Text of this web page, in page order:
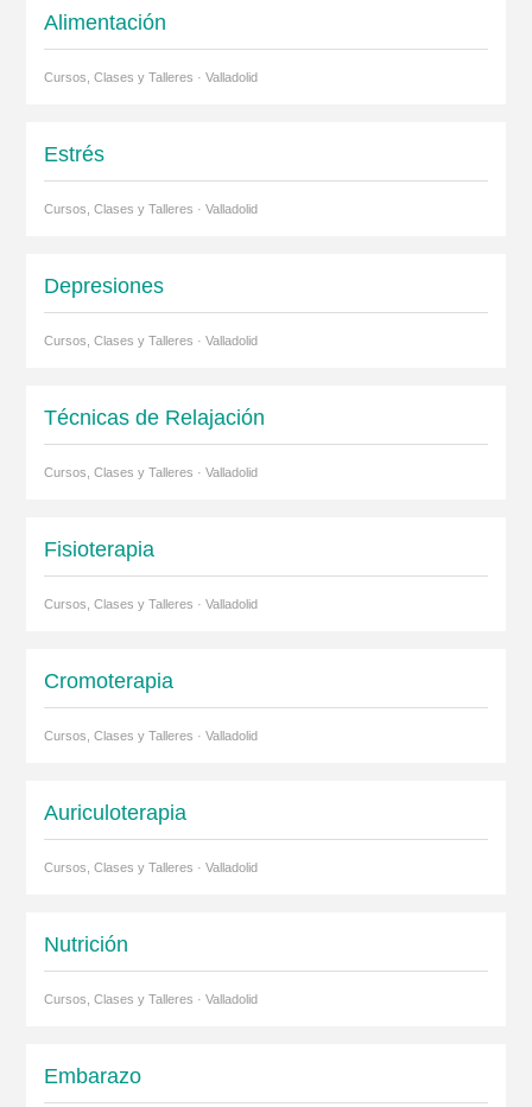
Alimentación
Cursos, Clases y Talleres · Valladolid
Estrés
Cursos, Clases y Talleres · Valladolid
Depresiones
Cursos, Clases y Talleres · Valladolid
Técnicas de Relajación
Cursos, Clases y Talleres · Valladolid
Fisioterapia
Cursos, Clases y Talleres · Valladolid
Cromoterapia
Cursos, Clases y Talleres · Valladolid
Auriculoterapia
Cursos, Clases y Talleres · Valladolid
Nutrición
Cursos, Clases y Talleres · Valladolid
Embarazo